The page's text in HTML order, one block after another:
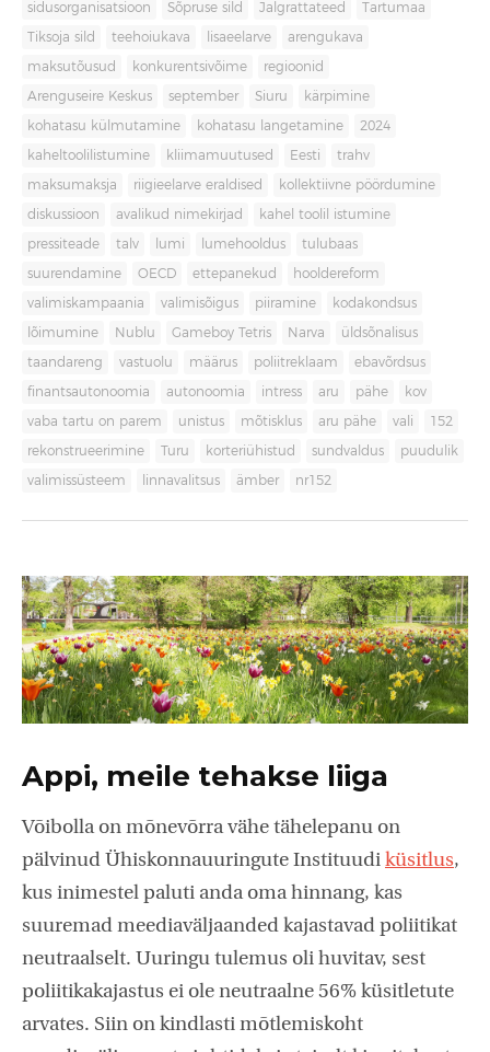
sidusorganisatsioon Sõpruse sild Jalgrattateed Tartumaa
Tiksoja sild teehoiukava lisaeelarve arengukava
maksutõusud konkurentsivõime regioonid
Arenguseire Keskus september Siuru kärpimine
kohatasu külmutamine kohatasu langetamine 2024
kaheltoolilistumine kliimamuutused Eesti trahv
maksumaksja riigieelarve eraldised kollektiivne pöördumine
diskussioon avalikud nimekirjad kahel toolil istumine
pressiteade talv lumi lumehooldus tulubaas
suurendamine OECD ettepanekud hooldereform
valimiskampaania valimisõigus piiramine kodakondsus
lõimumine Nublu Gameboy Tetris Narva üldsõnalisus
taandareng vastuolu määrus poliitreklaam ebavõrdsus
finantsautonoomia autonoomia intress aru pähe kov
vaba tartu on parem unistus mõtisklus aru pähe vali 152
rekonstrueerimine Turu korteriühistud sundvaldus puudulik
valimissüsteem linnavalitsus ämber nr152
Appi, meile tehakse liiga
Võibolla on mõnevõrra vähe tähelepanu on
pälvinud Ühiskonnauuringute Instituudi küsitlus,
kus inimestel paluti anda oma hinnang, kas
suuremad meediaväljaanded kajastavad poliitikat
neutraalselt. Uuringu tulemus oli huvitav, sest
poliitikakajastus ei ole neutraalne 56% küsitletute
arvates. Siin on kindlasti mõtlemiskoht